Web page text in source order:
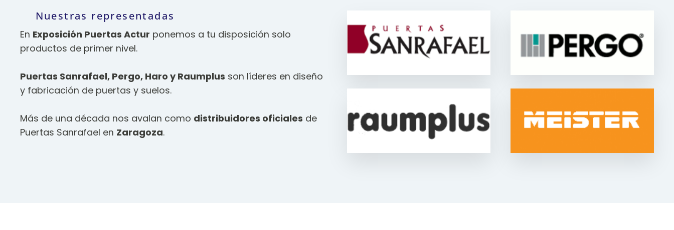
Nuestras representadas
En Exposición Puertas Actur ponemos a tu disposición solo
productos de primer nivel.
Puertas Sanrafael, Pergo, Haro y Raumplus son líderes en diseño
y fabricación de puertas y suelos.
Más de una década nos avalan como distribuidores oficiales de
Puertas Sanrafael en Zaragoza.